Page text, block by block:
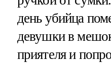
день убийца
девушки в
приятеля и